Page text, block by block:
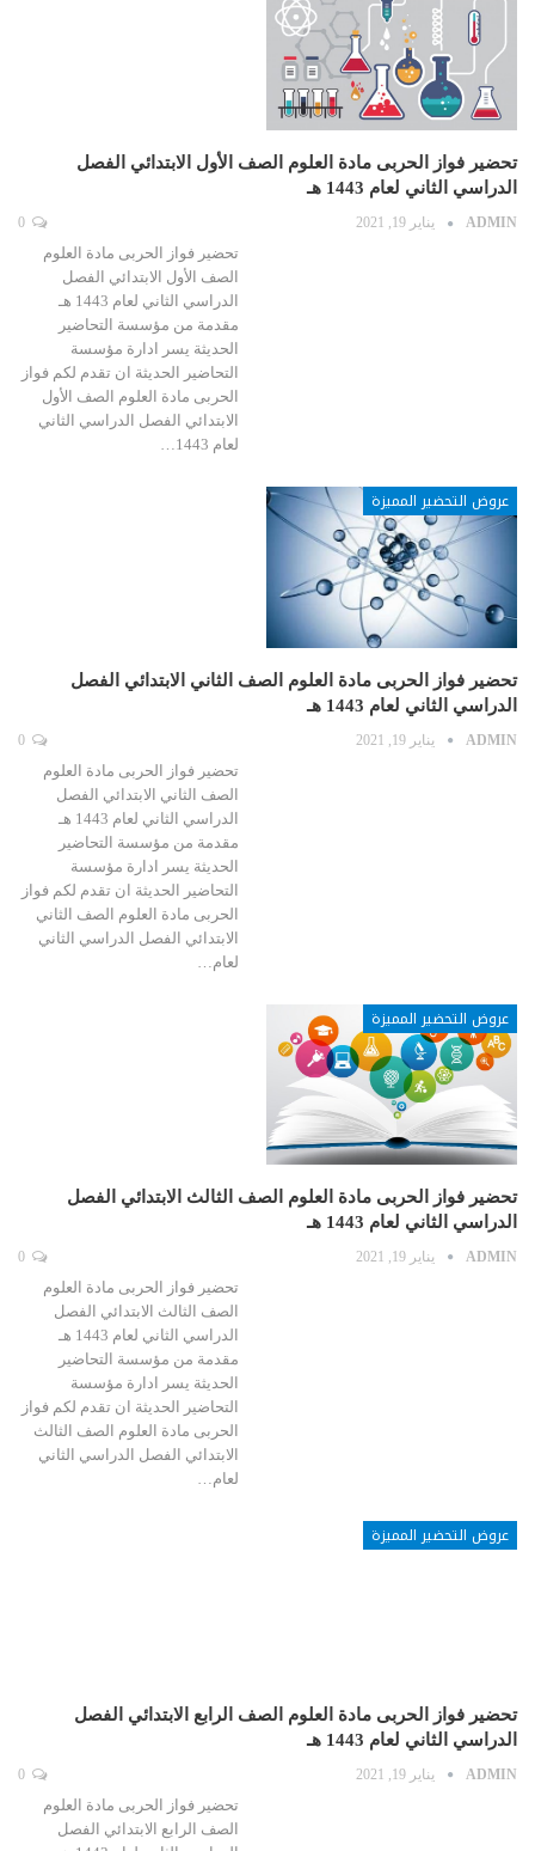
تحضير فواز الحربى مادة العلوم الصف الأول الابتدائي الفصل
الدراسي الثاني لعام 1443 هـ
ADMIN يناير 19, 2021
تحضير فواز الحربى مادة العلوم
الصف الأول الابتدائي الفصل
الدراسي الثاني لعام 1443 هـ
مقدمة من مؤسسة التحاضير
الحديثة يسر ادارة مؤسسة
التحاضير الحديثة ان تقدم لكم فواز
الحربى مادة العلوم الصف الأول
الابتدائي الفصل الدراسي الثاني
لعام 1443…
عروض التحضير المميزة
تحضير فواز الحربى مادة العلوم الصف الثاني الابتدائي الفصل
الدراسي الثاني لعام 1443 هـ
ADMIN يناير 19, 2021
تحضير فواز الحربى مادة العلوم
الصف الثاني الابتدائي الفصل
الدراسي الثاني لعام 1443 هـ
مقدمة من مؤسسة التحاضير
الحديثة يسر ادارة مؤسسة
التحاضير الحديثة ان تقدم لكم فواز
الحربى مادة العلوم الصف الثاني
الابتدائي الفصل الدراسي الثاني
لعام…
عروض التحضير المميزة
تحضير فواز الحربى مادة العلوم الصف الثالث الابتدائي الفصل
الدراسي الثاني لعام 1443 هـ
ADMIN يناير 19, 2021
تحضير فواز الحربى مادة العلوم
الصف الثالث الابتدائي الفصل
الدراسي الثاني لعام 1443 هـ
مقدمة من مؤسسة التحاضير
الحديثة يسر ادارة مؤسسة
التحاضير الحديثة ان تقدم لكم فواز
الحربى مادة العلوم الصف الثالث
الابتدائي الفصل الدراسي الثاني
لعام…
عروض التحضير المميزة
تحضير فواز الحربى مادة العلوم الصف الرابع الابتدائي الفصل
الدراسي الثاني لعام 1443 هـ
ADMIN يناير 19, 2021
تحضير فواز الحربى مادة العلوم
الصف الرابع الابتدائي الفصل